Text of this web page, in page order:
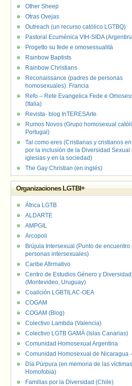
Other Sheep
Otras Ovejas
Outreach (un recurso católico LGTBQ)
Pastoral Ecuménica VIH-SIDA
Progetto su fede e omosessualità
Rainbow Baptists
Rainbow Christians
Reconaissance (padres de personas
homosexuales). Francia
Refo – Rete Evangelica Fede e
(Italia)
Revista- blog InTERESArte.
Rumos Novos (Grupo homosexual
Portugal)
Tal como eres (Cristianas y cristianos
por la inclusión de la Diversidad Sexual
iglesias y en la sociedad)
The Gay Christian (en inglés)
Organizaciones LGTBI+
África LGTB
ALDARTE
AMPGIL
Arcopoli
Brújula Intersexual (Punto de encuentro
personas intersexuales)
Caribe Afirmativo
Centro de Estudios Género y Diversidad
(Montevideo, Uruguay)
Coalición LGBTILAC-OEA
COGAM
COGAM (Blog)
Colectivo Lambda (Valencia)
Colectivo LGTB GAMÁ (Islas Canarias)
Comunidad Homosexual Argentina
Comunidad Homosexual de Nicaragua
Día Púrpura (en memoria de las
Homofobia)
Familias por la Diversidad (Chile)